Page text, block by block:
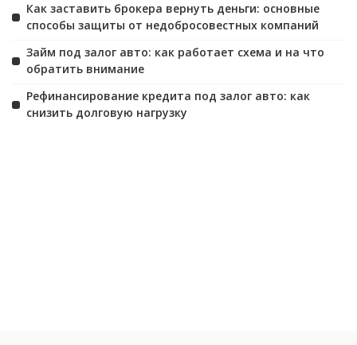
Как заставить брокера вернуть деньги: основные
способы защиты от недобросовестных компаний
Займ под залог авто: как работает схема и на что
обратить внимание
Рефинансирование кредита под залог авто: как
снизить долговую нагрузку